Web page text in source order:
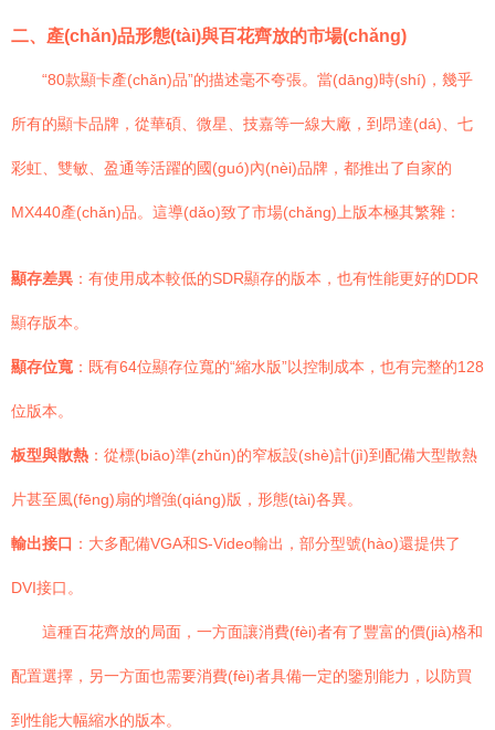
二、產(chǎn)品形態(tài)與百花齊放的市場(chǎng)
“80款顯卡產(chǎn)品”的描述毫不夸張。當(dāng)時(shí)，幾乎
所有的顯卡品牌，從華碩、微星、技嘉等一線大廠，到昂達(dá)、七
彩虹、雙敏、盈通等活躍的國(guó)內(nèi)品牌，都推出了自家的
MX440產(chǎn)品。這導(dǎo)致了市場(chǎng)上版本極其繁雜：
顯存差異 ：有使用成本較低的SDR顯存的版本，也有性能更好的DDR
顯存版本。
顯存位寬 ：既有64位顯存位寬的“縮水版”以控制成本，也有完整的128
位版本。
板型與散熱 ：從標(biāo)準(zhǔn)的窄板設(shè)計(jì)到配備大型散熱
片甚至風(fēng)扇的增強(qiáng)版，形態(tài)各異。
輸出接口 ：大多配備VGA和S-Video輸出，部分型號(hào)還提供了
DVI接口。
這種百花齊放的局面，一方面讓消費(fèi)者有了豐富的價(jià)格和
配置選擇，另一方面也需要消費(fèi)者具備一定的鑒別能力，以防買
到性能大幅縮水的版本。